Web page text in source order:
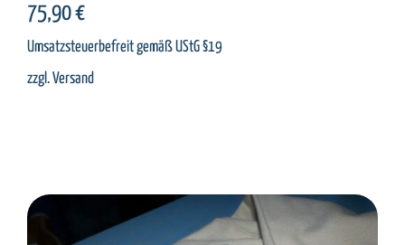
75,90€
Umsatzsteuerbefreit gemäß UStG §19
zzgl.Versand